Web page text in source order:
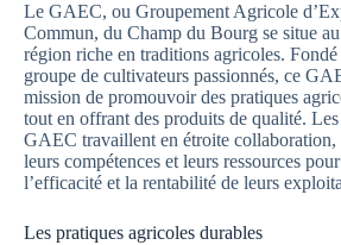
Le GAEC, ou Groupement Agricole
Commun, du Champ du Bourg se situe
région riche en traditions agricoles. Fondé
groupe de cultivateurs passionnés, ce
mission de promouvoir des pratiques
tout en offrant des produits de qualité.
GAEC travaillent en étroite collaboration,
leurs compétences et leurs ressources
l’efficacité et la rentabilité de leurs
Les pratiques agricoles durables